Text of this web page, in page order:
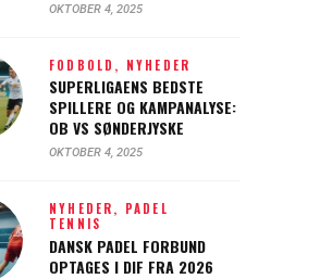
OKTOBER 4, 2025
FODBOLD, NYHEDER
SUPERLIGAENS BEDSTE
SPILLERE OG KAMPANALYSE:
OB VS SØNDERJYSKE
OKTOBER 4, 2025
NYHEDER, PADEL
TENNIS
DANSK PADEL FORBUND
OPTAGES I DIF FRA 2026